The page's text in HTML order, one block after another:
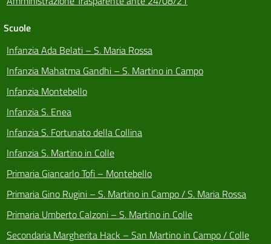
Scuole
Infanzia Ada Belati – S. Maria Rossa
Infanzia Mahatma Gandhi – S. Martino in Campo
Infanzia Montebello
Infanzia S. Enea
Infanzia S. Fortunato della Collina
Infanzia S. Martino in Colle
Primaria Giancarlo Tofi – Montebello
Primaria Gino Rugini – S. Martino in Campo / S. Maria Rossa
Primaria Umberto Calzoni – S. Martino in Colle
Secondaria Margherita Hack – San Martino in Campo / Colle